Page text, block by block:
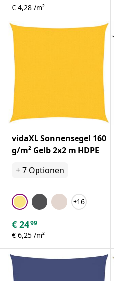
€ 4,28 /m²
vidaXL Sonnensegel 160
g/m² Gelb 2x2 m HDPE
+7 Optionen
+16
€ 2499
€ 6,25 /m²